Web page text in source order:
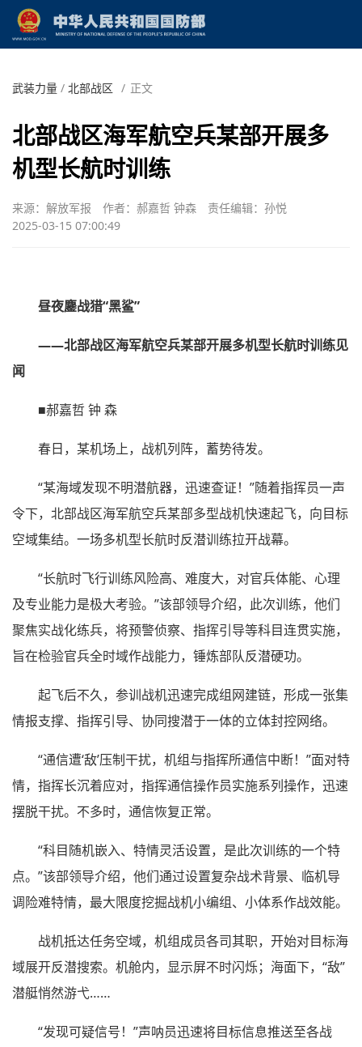
武装力量 / 北部战区 / 正文
北部战区海军航空兵某部开展多
机型长航时训练
来源：解放军报 作者：郝嘉哲 钟森
责任编辑：孙悦
2025-03-15 07:00:49
昼夜鏖战猎“黑鲨”
——北部战区海军航空兵某部开展多机型长航时训练见
闻
■郝嘉哲 钟 森
春日，某机场上，战机列阵，蓄势待发。
“某海域发现不明潜航器，迅速查证！”随着指挥员一声
令下，北部战区海军航空兵某部多型战机快速起飞，向目标
空域集结。一场多机型长航时反潜训练拉开战幕。
“长航时飞行训练风险高、难度大，对官兵体能、心理
及专业能力是极大考验。”该部领导介绍，此次训练，他们
聚焦实战化练兵，将预警侦察、指挥引导等科目连贯实施，
旨在检验官兵全时域作战能力，锤炼部队反潜硬功。
起飞后不久，参训战机迅速完成组网建链，形成一张集
情报支撑、指挥引导、协同搜潜于一体的立体封控网络。
“通信遭‘敌’压制干扰，机组与指挥所通信中断！”面对特
情，指挥长沉着应对，指挥通信操作员实施系列操作，迅速
摆脱干扰。不多时，通信恢复正常。
“科目随机嵌入、特情灵活设置，是此次训练的一个特
点。”该部领导介绍，他们通过设置复杂战术背景、临机导
调险难特情，最大限度挖掘战机小编组、小体系作战效能。
战机抵达任务空域，机组成员各司其职，开始对目标海
域展开反潜搜索。机舱内，显示屏不时闪烁；海面下，“敌”
潜艇悄然游弋……
“发现可疑信号！”声呐员迅速将目标信息推送至各战